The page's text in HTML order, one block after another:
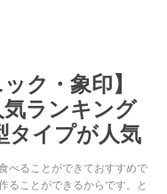
ク・象印】
ランキング
イプが人気
べることができておすすめで
ることができるからです。と